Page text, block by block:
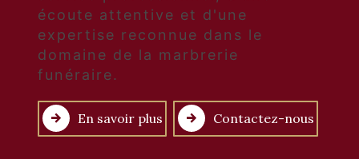
écoute attentive et d'une
expertise reconnue dans le
domaine de la marbrerie
funéraire.
En savoir plus Contactez-nous